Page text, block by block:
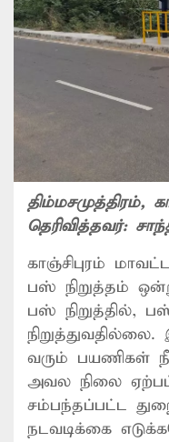
திம்மசமுத்திரம்,
தெரிவித்தவர்:
காஞ்சிபுரம்
பஸ் நிறுத்தம்
பஸ் நிறுத்தில்,
வரும் பயணிகள்
அவல நிலை
சம்பந்தப்பட்ட
நடவடிக்கை